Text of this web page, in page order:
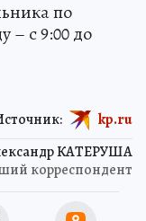
по
с 9:00 до
КАТЕРУША
kp.ru